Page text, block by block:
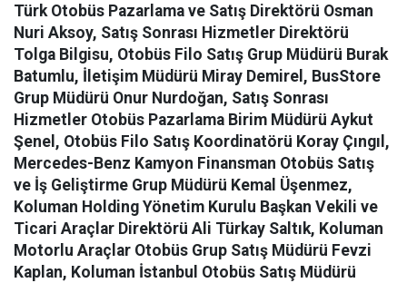
Türk Otobüs Pazarlama ve Satış Direktörü Osman
Nuri Aksoy, Satış Sonrası Hizmetler Direktörü
Tolga Bilgisu, Otobüs Filo Satış Grup Müdürü Burak
Batumlu, İletişim Müdürü Miray Demirel, BusStore
Grup Müdürü Onur Nurdoğan, Satış Sonrası
Hizmetler Otobüs Pazarlama Birim Müdürü Aykut
Şenel, Otobüs Filo Satış Koordinatörü Koray Çıngıl,
Mercedes-Benz Kamyon Finansman Otobüs Satış
ve İş Geliştirme Grup Müdürü Kemal Üşenmez,
Koluman Holding Yönetim Kurulu Başkan Vekili ve
Ticari Araçlar Direktörü Ali Türkay Saltık, Koluman
Motorlu Araçlar Otobüs Grup Satış Müdürü Fevzi
Kaplan, Koluman İstanbul Otobüs Satış Müdürü